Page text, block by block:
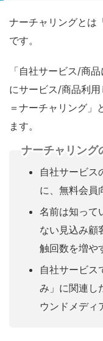
ナーチャリングとは
です。
「自社サービス/商
にサービス/商品利用
＝ナーチャリング」
ます。
ナーチャリング
自社サービス
に、無料会員
名前は知って
ない見込み顧
触回数を増や
自社サービス
み」に関連し
ウンドメディ